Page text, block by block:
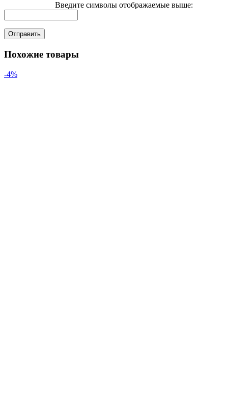
Введите символы отображаемые выше:
Похожие товары
-4%